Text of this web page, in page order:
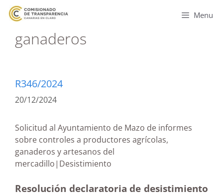
Menu
ganaderos
R346/2024
20/12/2024
Solicitud al Ayuntamiento de Mazo de informes
sobre controles a productores agrícolas,
ganaderos y artesanos del
mercadillo|Desistimiento
Resolución declaratoria de desistimiento